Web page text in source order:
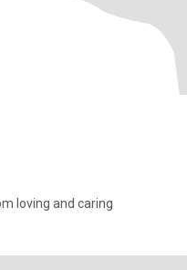
mother of 6 widowed stay home mom loving and caring